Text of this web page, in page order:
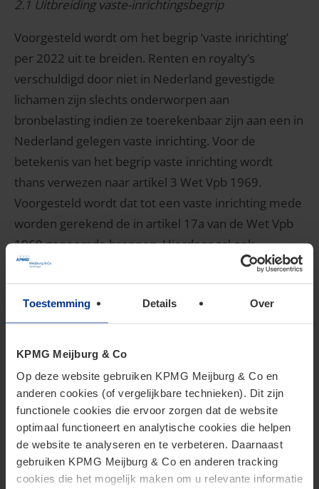
Toestemming Details Over
KPMG Meijburg & Co
Op deze website gebruiken KPMG Meijburg & Co en
anderen cookies (of vergelijkbare technieken). Dit zijn
functionele cookies die ervoor zorgen dat de website
optimaal functioneert en analytische cookies die helpen
de website te analyseren en te verbeteren. Daarnaast
gebruiken KPMG Meijburg & Co en anderen tracking
cookies die het mogelijk maken om u relevante informatie
2.1 Uitbreiding vaste-inrichtingsbegrip
Voorgesteld wordt om het begrip ‘vaste inrichting’
per 2022 uit te breiden. Renten en royalty’s
verschuldigd door niet in Nederland gevestigde
lichamen zijn slechts onderworpen aan
bronbelasting indien ze toerekenbaar zijn aan een in
Nederland gelegen vaste inrichting. Voor de
betekenis van het begrip vaste inrichting wordt
thans verwezen naar artikel 3 Wet Vpb 1969.
Voorgesteld wordt dat tot een vaste inrichting mede
worden gerekend de in artikel 17a van de Wet Vpb
1969 genoemde bronnen. Hierdoor zal ook
bronbelasting worden geheven over renten en
Nederland gelegen onroerende zaken.
hybridebepaling
Verder wordt voorgesteld om de
tegenbewijsregeling voor hybride lichamen te
verduidelijken. Door deze wijziging zijn hybride
lichamen niet belastingplichtig voor de bronbelasting
indien niet ten minste een van de achterliggende